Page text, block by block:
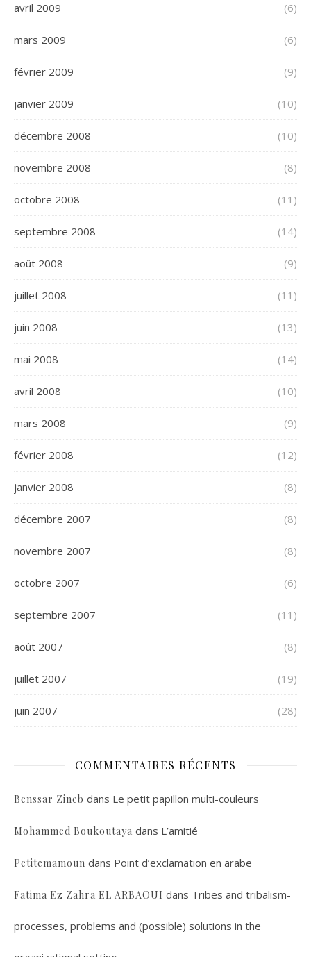
avril 2009 (6)
mars 2009 (6)
février 2009 (9)
janvier 2009 (10)
décembre 2008 (10)
novembre 2008 (8)
octobre 2008 (11)
septembre 2008 (14)
août 2008 (9)
juillet 2008 (11)
juin 2008 (13)
mai 2008 (14)
avril 2008 (10)
mars 2008 (9)
février 2008 (12)
janvier 2008 (8)
décembre 2007 (8)
novembre 2007 (8)
octobre 2007 (6)
septembre 2007 (11)
août 2007 (8)
juillet 2007 (19)
juin 2007 (28)
COMMENTAIRES RÉCENTS
Benssar Zineb dans Le petit papillon multi-couleurs
Mohammed Boukoutaya dans L’amitié
Petitemamoun dans Point d’exclamation en arabe
Fatima Ez Zahra EL ARBAOUI dans Tribes and tribalism-
processes, problems and (possible) solutions in the